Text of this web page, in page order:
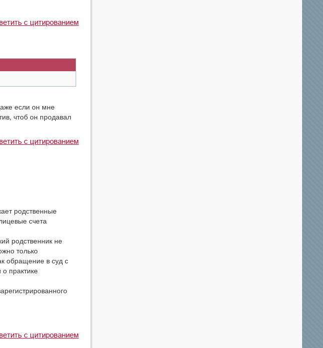
с цитированием
если он мне
чтоб он продавал
с цитированием
родственные
счета
родственник не
только
обращение в суд с
практике
с цитированием